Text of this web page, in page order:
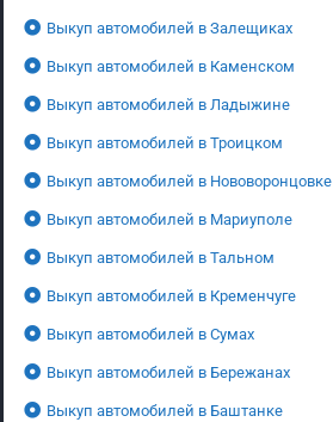
Выкуп автомобилей в Залещиках
Выкуп автомобилей в Каменском
Выкуп автомобилей в Ладыжине
Выкуп автомобилей в Троицком
Выкуп автомобилей в Нововоронцовке
Выкуп автомобилей в Мариуполе
Выкуп автомобилей в Тальном
Выкуп автомобилей в Кременчуге
Выкуп автомобилей в Сумах
Выкуп автомобилей в Бережанах
Выкуп автомобилей в Баштанке